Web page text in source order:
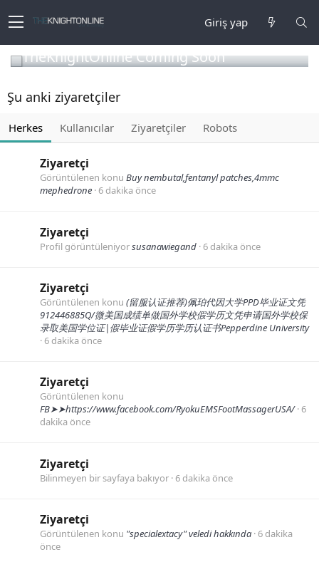
Giriş yap
TheKnightOnline Coming Soon
Şu anki ziyaretçiler
Herkes Kullanıcılar Ziyaretçiler Robots
Ziyaretçi
Görüntülenen konu Buy nembutal,fentanyl patches,4mmc
mephedrone 6 dakika önce
Ziyaretçi
Profil görüntüleniyorsusanawiegand 6 dakika önce
Ziyaretçi
Görüntülenen konu (留服认证推荐)佩珀代因大学PPD毕业证文凭
912446885Q/微美国成绩单做国外学校假学历文凭申请国外学校保
录取美国学位证|假毕业证假学历学历认证书Pepperdine University
6 dakika önce
Ziyaretçi
Görüntülenen konu
FB➤➤https://www.facebook.com/RyokuEMSFootMassagerUSA/ 6
dakika önce
Ziyaretçi
Bilinmeyen bir sayfaya bakıyor 6 dakika önce
Ziyaretçi
Görüntülenen konu "specialextacy" veledi hakkında 6 dakika
önce